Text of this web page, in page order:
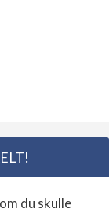
du skulle